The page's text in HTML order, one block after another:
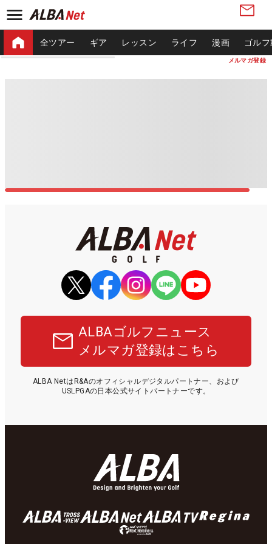
メルマガ登録
全ツアー ギア レッスン ライフ 漫画 ゴル
ALBAゴルフニュース
メルマガ登録はこちら
ALBA NetはR&Aのオフィシャルデジタルパートナー、および
USLPGAの日本公式サイトパートナーです。